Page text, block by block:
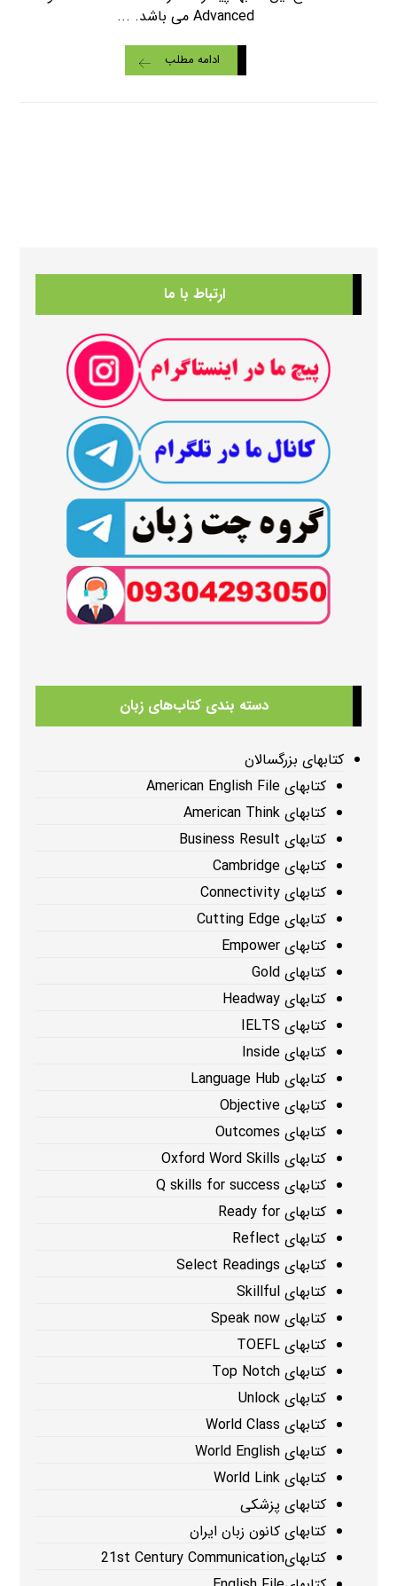
Advanced می باشد. ...
ادامه مطلب
ارتباط با ما
دسته بندی کتاب‌های زبان
کتابهای بزرگسالان
کتابهای American English File
کتابهای American Think
کتابهای Business Result
کتابهای Cambridge
کتابهای Connectivity
کتابهای Cutting Edge
کتابهای Empower
کتابهای Gold
کتابهای Headway
کتابهای IELTS
کتابهای Inside
کتابهای Language Hub
کتابهای Objective
کتابهای Outcomes
کتابهای Oxford Word Skills
کتابهای Q skills for success
کتابهای Ready for
کتابهای Reflect
کتابهای Select Readings
کتابهای Skillful
کتابهای Speak now
کتابهای TOEFL
کتابهای Top Notch
کتابهای Unlock
کتابهای World Class
کتابهای World English
کتابهای World Link
کتابهای پزشکی
کتابهای کانون زبان ایران
کتابهای21st Century Communication